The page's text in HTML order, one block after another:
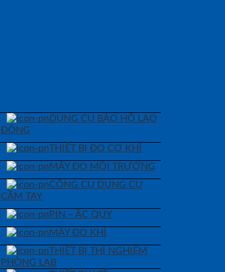
DỤNG CỤ BẢO HỘ LAO
ĐỘNG
THIẾT BỊ ĐO CƠ KHÍ
MÁY ĐO MÔI TRƯỜNG
CÔNG CỤ DỤNG CỤ
CẦM TAY
PIN – ẮC QUY
MÁY ĐO KHÍ
THIẾT BỊ THÍ NGHIỆM
PHÒNG LAB